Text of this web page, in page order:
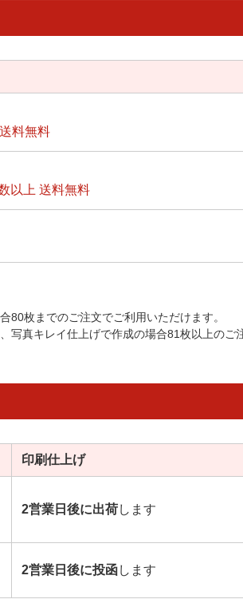
料無料
以上 送料無料
枚までのご注文でご利用いただけます。
写真キレイ仕上げで作成の場合81枚以上のご
印刷仕上げ
2営業日後に出荷します
2営業日後に投函します